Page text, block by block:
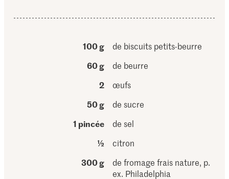
100 g
de biscuits petits-beurre
60 g
de beurre
2
œufs
50 g
de sucre
1 pincée
de sel
½
citron
300 g
de fromage frais nature, p.
ex. Philadelphia